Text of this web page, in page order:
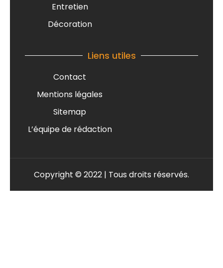
Entretien
Décoration
Liens utiles
Contact
Mentions légales
Sitemap
L’équipe de rédaction
Copyright © 2022 | Tous droits réservés.